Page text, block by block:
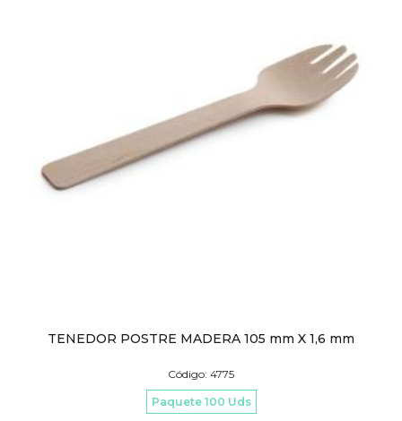
TENEDOR POSTRE MADERA 105 mm X 1,6 mm
Código: 4775
Paquete 100 Uds